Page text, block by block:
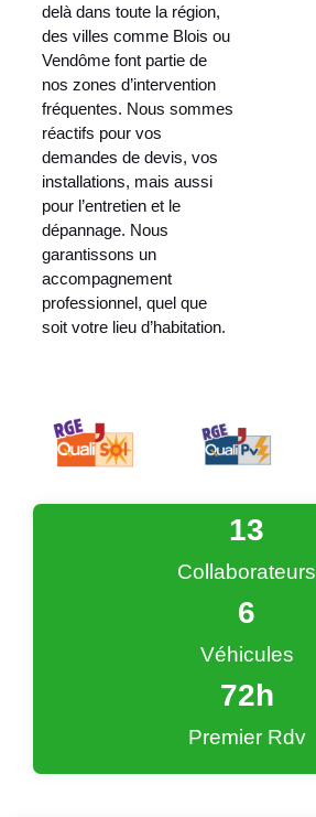
delà dans toute la région,
des villes comme Blois ou
Vendôme font partie de
nos zones d’intervention
fréquentes. Nous sommes
réactifs pour vos
demandes de devis, vos
installations, mais aussi
pour l’entretien et le
dépannage. Nous
garantissons un
accompagnement
professionnel, quel que
soit votre lieu d’habitation.
Collaborateurs
13
Véhicules
6
Premier Rdv
72h